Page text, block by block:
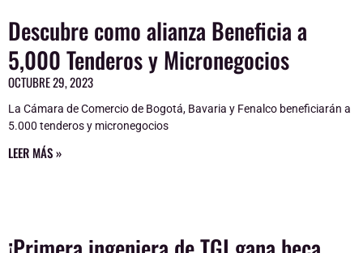
Descubre como alianza Beneficia a
5,000 Tenderos y Micronegocios
OCTUBRE 29, 2023
La Cámara de Comercio de Bogotá, Bavaria y Fenalco beneficiarán a
5.000 tenderos y micronegocios
LEER MÁS »